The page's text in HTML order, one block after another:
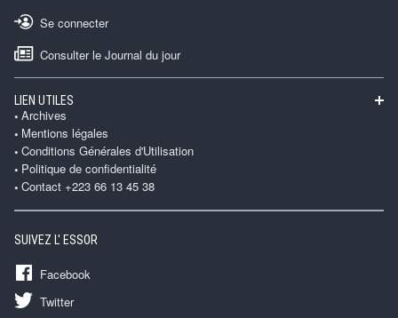
Se connecter
Consulter le Journal du jour
LIEN UTILES
Archives
Mentions légales
Conditions Générales d'Utilisation
Politique de confidentialité
Contact +223 66 13 45 38
SUIVEZ L' ESSOR
Facebook
Twitter